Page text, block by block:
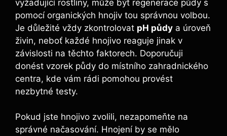
vyžadující⁤ rostliny, může být‌ regenerace půdy s
pomocí organických hnojiv tou správnou volbou.
Je důležité vždy zkontrolovat pH‌ půdy a úroveň
živin, neboť každé hnojivo reaguje jinak v
závislosti na těchto⁤ faktorech. Doporučuji
donést vzorek půdy do místního zahradnického
centra, kde vám rádi‌ pomohou provést
nezbytné testy.
Pokud jste hnojivo zvolili, nezapomeňte na
správné načasování. Hnojení by se mělo